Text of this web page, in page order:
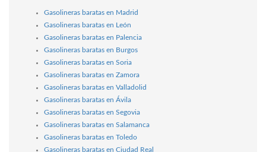
Gasolineras baratas en Madrid
Gasolineras baratas en León
Gasolineras baratas en Palencia
Gasolineras baratas en Burgos
Gasolineras baratas en Soria
Gasolineras baratas en Zamora
Gasolineras baratas en Valladolid
Gasolineras baratas en Ávila
Gasolineras baratas en Segovia
Gasolineras baratas en Salamanca
Gasolineras baratas en Toledo
Gasolineras baratas en Ciudad Real